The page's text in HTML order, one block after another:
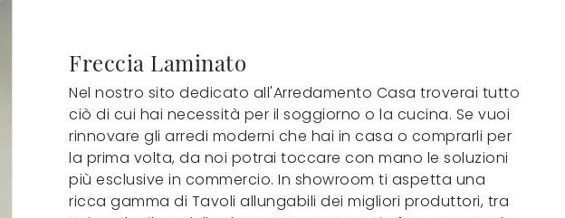
Freccia Laminato
Nel nostro sito dedicato all'Arredamento Casa troverai tutto
ciò di cui hai necessità per il soggiorno o la cucina. Se vuoi
rinnovare gli arredi moderni che hai in casa o comprarli per
la prima volta, da noi potrai toccare con mano le soluzioni
più esclusive in commercio. In showroom ti aspetta una
ricca gamma di Tavoli allungabili dei migliori produttori, tra